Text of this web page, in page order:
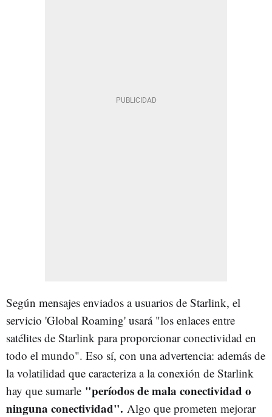
Según mensajes enviados a usuarios de Starlink, el
servicio 'Global Roaming' usará "los enlaces entre
satélites de Starlink para proporcionar conectividad en
todo el mundo". Eso sí, con una advertencia: además de
la volatilidad que caracteriza a la conexión de Starlink
hay que sumarle "períodos de mala conectividad o
ninguna conectividad". Algo que prometen mejorar